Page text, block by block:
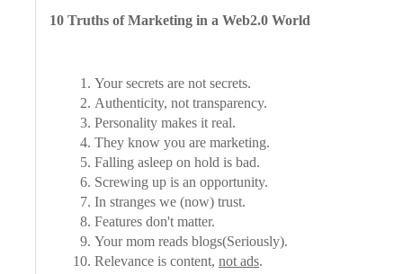
10 Truths of Marketing in a Web2.0 World
Your secrets are not secrets.
Authenticity, not transparency.
Personality makes it real.
They know you are marketing.
Falling asleep on hold is bad.
Screwing up is an opportunity.
In stranges we (now) trust.
Features don't matter.
Your mom reads blogs(Seriously).
Relevance is content, not ads.